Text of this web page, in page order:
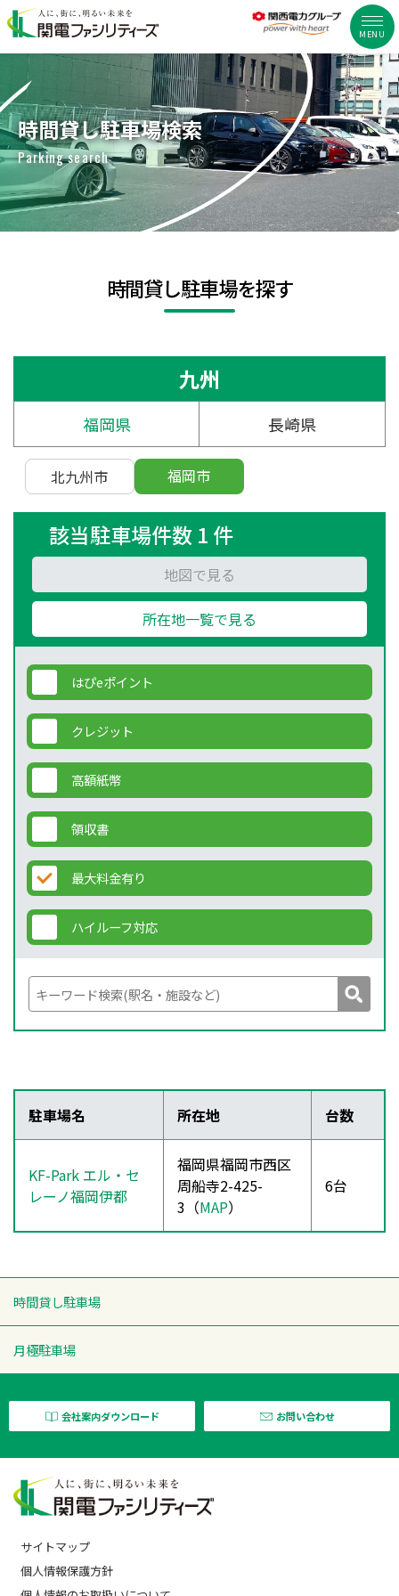
MENU
時間貸し駐車場検索
Parking search
時間貸し駐車場
月極駐車場
時間貸し駐車場を探す
九州
福岡県 長崎県
北九州市 福岡市
該当駐車場件数 1 件
地図で見る
所在地一覧で見る
はぴeポイント
クレジット
高額紙幣
領収書
最大料金有り
ハイルーフ対応
駐車場名 所在地 台数
KF-Park エル・セ
レーノ福岡伊都
福岡県福岡市西区
周船寺2-425-
3（MAP）
6台
会社案内ダウンロード お問い合わせ
サイトマップ
個人情報保護方針